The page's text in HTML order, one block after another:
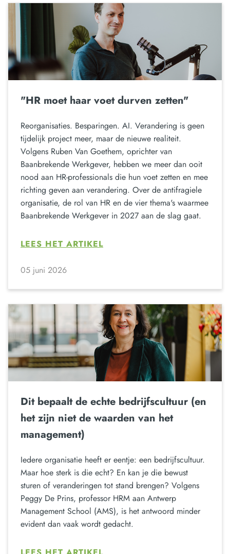
"HR moet haar voet durven zetten"
Reorganisaties. Besparingen. AI. Verandering is geen
tijdelijk project meer, maar de nieuwe realiteit.
Volgens Ruben Van Goethem, oprichter van
Baanbrekende Werkgever, hebben we meer dan ooit
nood aan HR-professionals die hun voet zetten en mee
richting geven aan verandering. Over de antifragiele
organisatie, de rol van HR en de vier thema's waarmee
Baanbrekende Werkgever in 2027 aan de slag gaat.
LEES HET ARTIKEL
05 juni 2026
Dit bepaalt de echte bedrijfscultuur (en
het zijn niet de waarden van het
management)
Iedere organisatie heeft er eentje: een bedrijfscultuur.
Maar hoe sterk is die echt? En kan je die bewust
sturen of veranderingen tot stand brengen? Volgens
Peggy De Prins, professor HRM aan Antwerp
Management School (AMS), is het antwoord minder
evident dan vaak wordt gedacht.